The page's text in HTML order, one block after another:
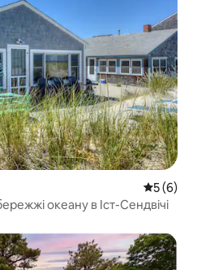
Середня
5 (6)
океану в Іст-Сендвічі